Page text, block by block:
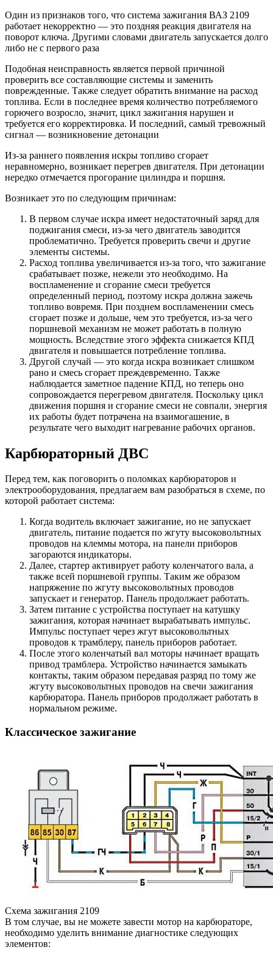
Один из признаков того, что система зажигания ВАЗ 2109
работает некорректно — это поздняя реакция двигателя на
поворот ключа. Другими словами двигатель запускается долго
либо не с первого раза
Подобная неисправность является первой причиной
проверить все составляющие системы и заменить
поврежденные. Также следует обратить внимание на расход
топлива. Если в последнее время количество потребляемого
горючего возросло, значит, цикл зажигания нарушен и
требуется его корректировка. И последний, самый тревожный
сигнал — возникновение детонации
Из-за раннего появления искры топливо сгорает
неравномерно, возникает перегрев двигателя. При детонации
нередко отмечается прогорание цилиндра и поршня.
Возникает это по следующим причинам:
В первом случае искра имеет недостаточный заряд для
поджигания смеси, из-за чего двигатель заводится
проблематично. Требуется проверить свечи и другие
элементы системы.
Расход топлива увеличивается из-за того, что зажигание
срабатывает позже, нежели это необходимо. На
воспламенение и сгорание смеси требуется
определенный период, поэтому искра должна зажечь
топливо вовремя. При позднем воспламенении смесь
сгорает позже и дольше, чем это требуется, из-за чего
поршневой механизм не может работать в полную
мощность. Вследствие этого эффекта снижается КПД
двигателя и повышается потребление топлива.
Другой случай — это когда искра возникает слишком
рано и смесь сгорает преждевременно. Также
наблюдается заметное падение КПД, но теперь оно
сопровождается перегревом двигателя. Поскольку цикл
движения поршня и сгорание смеси не совпали, энергия
их работы будет потрачена на взаимогашение, в
результате чего выходит нагревание рабочих органов.
Карбюраторный ДВС
Перед тем, как поговорить о поломках карбюраторов и
электрооборудования, предлагаем вам разобраться в схеме, по
которой работает система:
Когда водитель включает зажигание, но не запускает
двигатель, питание подается по жгуту высоковольтных
проводов на клеммы мотора, на панели приборов
загораются индикаторы.
Далее, стартер активирует работу коленчатого вала, а
также всей поршневой группы. Таким же образом
напряжение по жгуту высоковольтных проводов
запускает и генератор. Панель продолжает работать.
Затем питание с устройства поступает на катушку
зажигания, которая начинает вырабатывать импульс.
Импульс поступает через жгут высоковольтных
проводов к трамблеру, панель приборов работает.
После этого коленчатый вал моторы начинает вращать
привод трамблера. Устройство начинается замыкать
контакты, таким образом передавая разряд по тому же
жгуту высоковольтных проводов на свечи зажигания
карбюратора. Панель приборов продолжает работать в
нормальном режиме.
Классическое зажигание
Схема зажигания 2109
В том случае, вы не можете завести мотор на карбюраторе,
необходимо уделить внимание диагностике следующих
элементов: